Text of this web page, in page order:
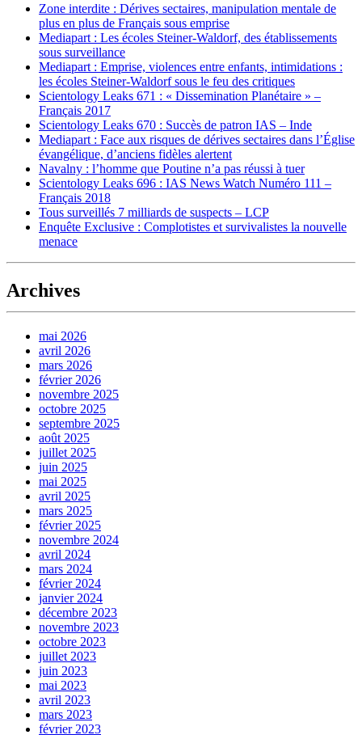
Zone interdite : Dérives sectaires, manipulation mentale de
plus en plus de Français sous emprise
Mediapart : Les écoles Steiner-Waldorf, des établissements
sous surveillance
Mediapart : Emprise, violences entre enfants, intimidations :
les écoles Steiner-Waldorf sous le feu des critiques
Scientology Leaks 671 : « Dissemination Planétaire » –
Français 2017
Scientology Leaks 670 : Succès de patron IAS – Inde
Mediapart : Face aux risques de dérives sectaires dans l’Église
évangélique, d’anciens fidèles alertent
Navalny : l’homme que Poutine n’a pas réussi à tuer
Scientology Leaks 696 : IAS News Watch Numéro 111 –
Français 2018
Tous surveillés 7 milliards de suspects – LCP
Enquête Exclusive : Complotistes et survivalistes la nouvelle
menace
Archives
mai 2026
avril 2026
mars 2026
février 2026
novembre 2025
octobre 2025
septembre 2025
août 2025
juillet 2025
juin 2025
mai 2025
avril 2025
mars 2025
février 2025
novembre 2024
avril 2024
mars 2024
février 2024
janvier 2024
décembre 2023
novembre 2023
octobre 2023
juillet 2023
juin 2023
mai 2023
avril 2023
mars 2023
février 2023